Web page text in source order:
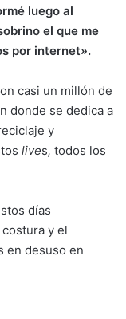
luego al
el que me
por internet».
casi un millón de
donde se dedica a
y
lives, todos los
días
y el
en desuso en